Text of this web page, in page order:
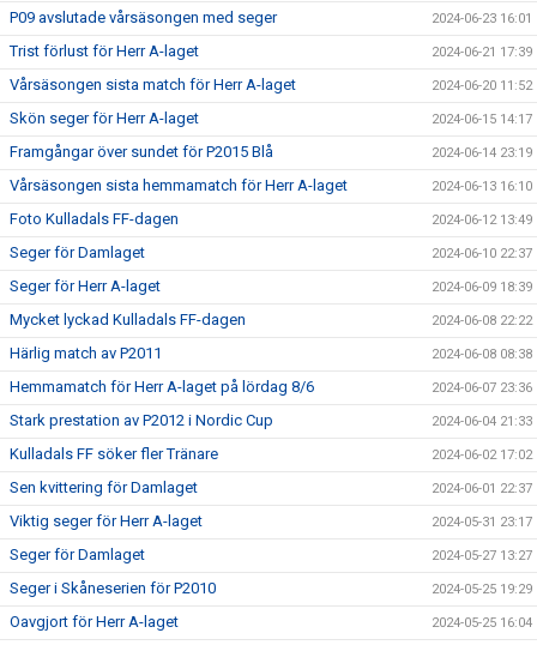
P09 avslutade vårsäsongen med seger 2024-06-23 16:01
Trist förlust för Herr A-laget 2024-06-21 17:39
Vårsäsongen sista match för Herr A-laget 2024-06-20 11:52
Skön seger för Herr A-laget 2024-06-15 14:17
Framgångar över sundet för P2015 Blå 2024-06-14 23:19
Vårsäsongen sista hemmamatch för Herr A-laget 2024-06-13 16:10
Foto Kulladals FF-dagen 2024-06-12 13:49
Seger för Damlaget 2024-06-10 22:37
Seger för Herr A-laget 2024-06-09 18:39
Mycket lyckad Kulladals FF-dagen 2024-06-08 22:22
Härlig match av P2011 2024-06-08 08:38
Hemmamatch för Herr A-laget på lördag 8/6 2024-06-07 23:36
Stark prestation av P2012 i Nordic Cup 2024-06-04 21:33
Kulladals FF söker fler Tränare 2024-06-02 17:02
Sen kvittering för Damlaget 2024-06-01 22:37
Viktig seger för Herr A-laget 2024-05-31 23:17
Seger för Damlaget 2024-05-27 13:27
Seger i Skåneserien för P2010 2024-05-25 19:29
Oavgjort för Herr A-laget 2024-05-25 16:04